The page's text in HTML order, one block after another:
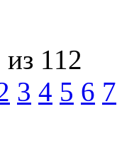
112
3 4 5 6 7